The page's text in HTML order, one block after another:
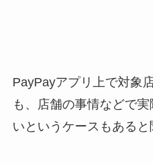
PayPayアプリ上で対象
も、店舗の事情などで
いというケースもあると